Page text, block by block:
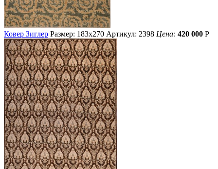
Ковер Зиглер Размер: 183х270 Артикул: 2398 Цена: 420 000 Р